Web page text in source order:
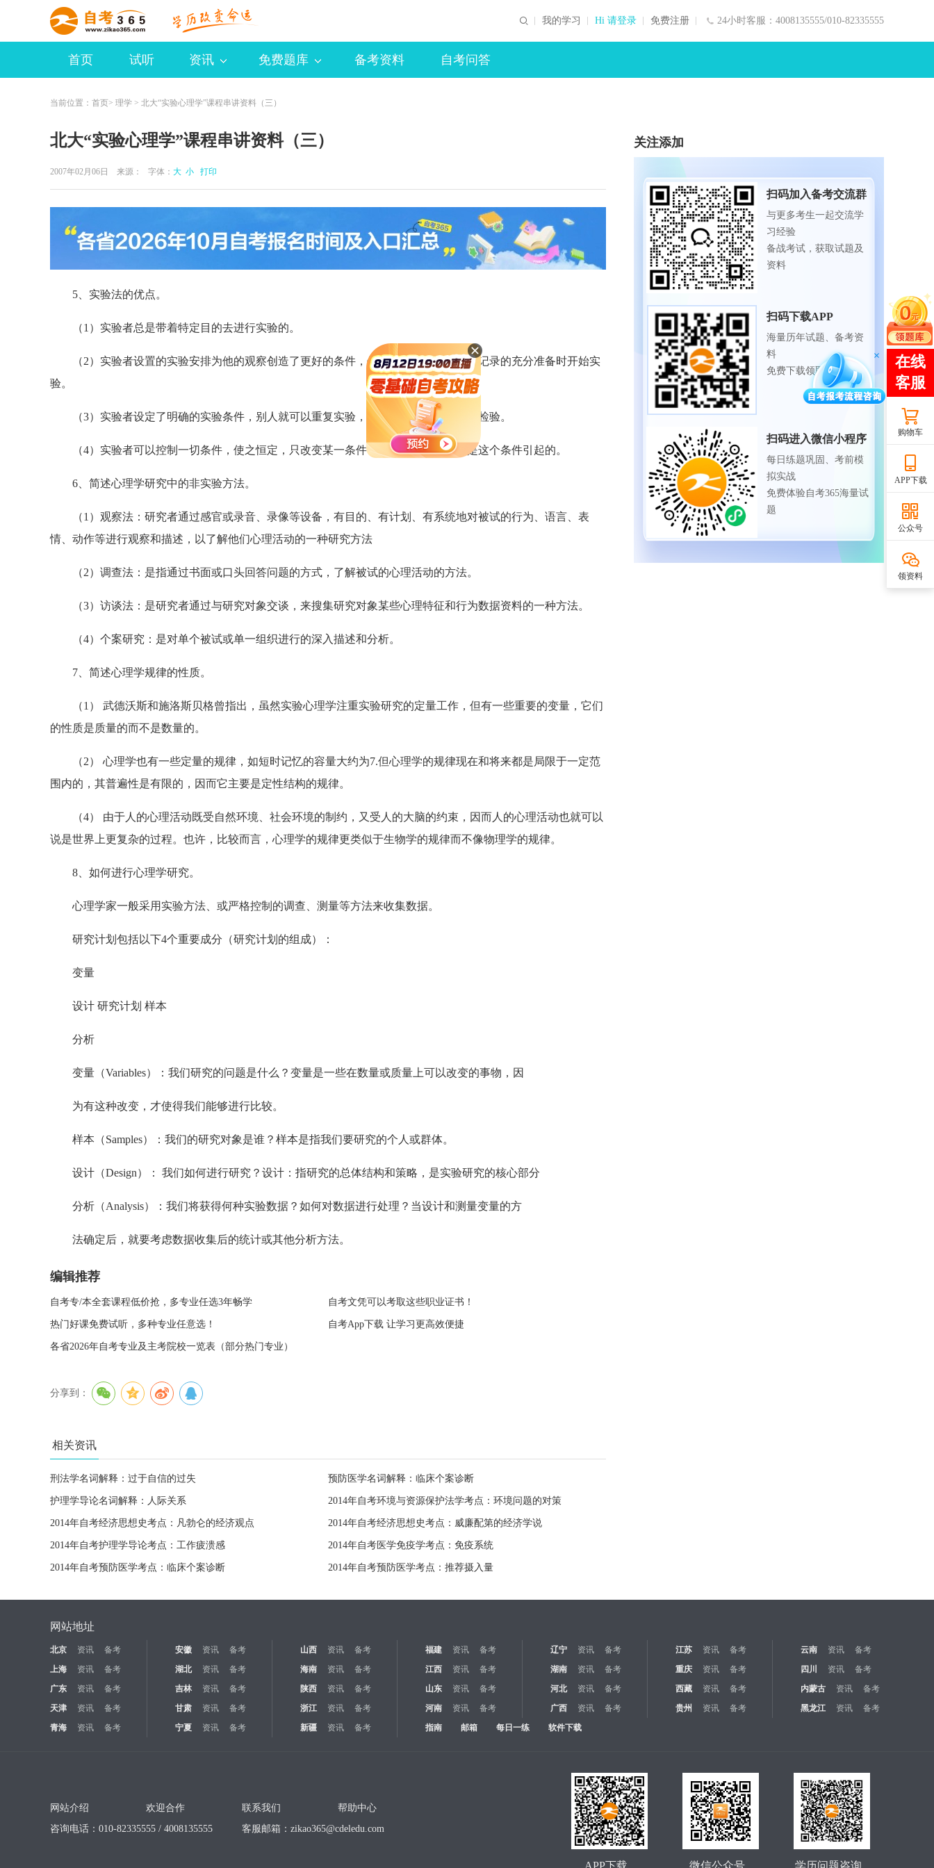
24小时客服：4008135555/010-82335555
我的学习 Hi 请登录 免费注册
首页 试听 资讯 免费题库 备考资料 自考问答
当前位置： 首页> 理学 > 北大“实验心理学”课程串讲资料（三）
北大“实验心理学”课程串讲资料（三）
2007年02月06日 来源： 字体： 大 小 打印
5、实验法的优点。
（1）实验者总是带着特定目的去进行实验的。
（2）实验者设置的实验安排为他的观察创造了更好的条件，他可以在做好去测量和记录的充分准备时开始实
验。
（3）实验者设定了明确的实验条件，别人就可以重复实验，对他的结果进行独立的检验。
（4）实验者可以控制一切条件，使之恒定，只改变某一条件，看实验结果是否就是这个条件引起的。
6、简述心理学研究中的非实验方法。
（1）观察法：研究者通过感官或录音、录像等设备，有目的、有计划、有系统地对被试的行为、语言、表
情、动作等进行观察和描述，以了解他们心理活动的一种研究方法
（2）调查法：是指通过书面或口头回答问题的方式，了解被试的心理活动的方法。
（3）访谈法：是研究者通过与研究对象交谈，来搜集研究对象某些心理特征和行为数据资料的一种方法。
（4）个案研究：是对单个被试或单一组织进行的深入描述和分析。
7、简述心理学规律的性质。
（1） 武德沃斯和施洛斯贝格曾指出，虽然实验心理学注重实验研究的定量工作，但有一些重要的变量，它们
的性质是质量的而不是数量的。
（2） 心理学也有一些定量的规律，如短时记忆的容量大约为7.但心理学的规律现在和将来都是局限于一定范
围内的，其普遍性是有限的，因而它主要是定性结构的规律。
（4） 由于人的心理活动既受自然环境、社会环境的制约，又受人的大脑的约束，因而人的心理活动也就可以
说是世界上更复杂的过程。也许，比较而言，心理学的规律更类似于生物学的规律而不像物理学的规律。
8、如何进行心理学研究。
心理学家一般采用实验方法、或严格控制的调查、测量等方法来收集数据。
研究计划包括以下4个重要成分（研究计划的组成）：
变量
设计 研究计划 样本
分析
变量（Variables）：我们研究的问题是什么？变量是一些在数量或质量上可以改变的事物，因
为有这种改变，才使得我们能够进行比较。
样本（Samples）：我们的研究对象是谁？样本是指我们要研究的个人或群体。
设计（Design）： 我们如何进行研究？设计：指研究的总体结构和策略，是实验研究的核心部分
分析（Analysis）：我们将获得何种实验数据？如何对数据进行处理？当设计和测量变量的方
法确定后，就要考虑数据收集后的统计或其他分析方法。
编辑推荐
自考专/本全套课程低价抢，多专业任选3年畅学 自考文凭可以考取这些职业证书！
热门好课免费试听，多种专业任意选！ 自考App下载 让学习更高效便捷
各省2026年自考专业及主考院校一览表（部分热门专业）
分享到：
相关资讯
刑法学名词解释：过于自信的过失 预防医学名词解释：临床个案诊断
护理学导论名词解释：人际关系 2014年自考环境与资源保护法学考点：环境问题的对策
2014年自考经济思想史考点：凡勃仑的经济观点 2014年自考经济思想史考点：威廉配第的经济学说
2014年自考护理学导论考点：工作疲溃感 2014年自考医学免疫学考点：免疫系统
2014年自考预防医学考点：临床个案诊断 2014年自考预防医学考点：推荐摄入量
关注添加
扫码加入备考交流群
与更多考生一起交流学
习经验
备战考试，获取试题及
资料
扫码下载APP
海量历年试题、备考资
料
免费下载领取
扫码进入微信小程序
每日练题巩固、考前模
拟实战
免费体验自考365海量试
题
购物车
APP下载
公众号
领资料
网站地址
北京 资讯 备考 安徽 资讯 备考 山西 资讯 备考 福建 资讯 备考 辽宁 资讯 备考 江苏 资讯 备考 云南 资讯
备考
上海
资讯 备考 湖北 资讯 备考 海南 资讯 备考 江西 资讯 备考 湖南 资讯 备考 重庆 资讯 备考 四川 资讯
备考
广东
资讯 备考 吉林 资讯 备考 陕西 资讯 备考 山东 资讯 备考 河北 资讯 备考 西藏 资讯 备考 内蒙古 资讯
备考
天津
资讯 备考 甘肃 资讯 备考 浙江 资讯 备考 河南 资讯 备考 广西 资讯 备考 贵州 资讯 备考 黑龙江 资讯
备考
青海
资讯 备考 宁夏 资讯 备考 新疆 资讯 备考 指南 邮箱 每日一练 软件下载
网站介绍 欢迎合作 联系我们
帮助中心
咨询电话：010-82335555 / 4008135555
客服邮箱： zikao365@cdeledu.com
学历问题咨询
微信公众号
APP下载